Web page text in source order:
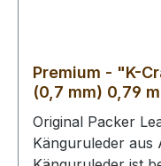
Premium - "K-
(0,7 mm) 0,79
Original Packer
Känguruleder aus